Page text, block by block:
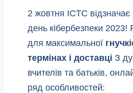
2 жовтня ICTC
день кібербезпеки 2023!
для максимальної
термінах і доставці З
вчителів та батьків,
ряд особливостей: